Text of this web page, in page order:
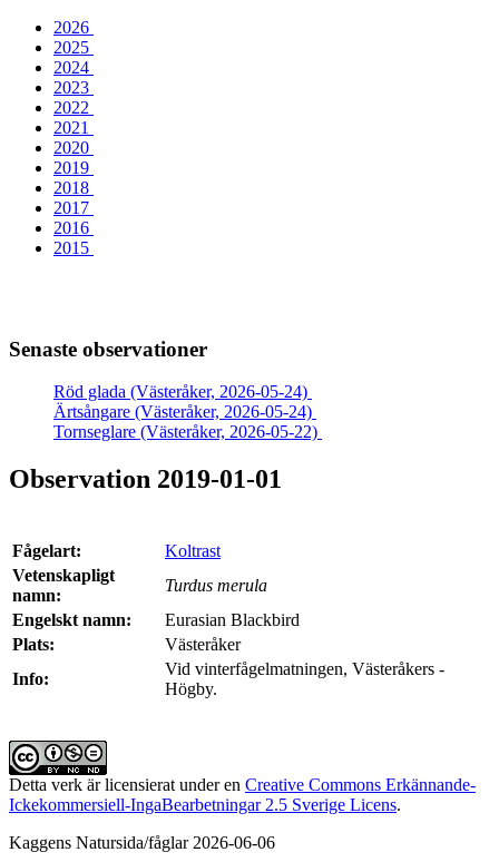
2026
2025
2024
2023
2022
2021
2020
2019
2018
2017
2016
2015
Senaste observationer
Röd glada (Västeråker, 2026-05-24)
Ärtsångare (Västeråker, 2026-05-24)
Tornseglare (Västeråker, 2026-05-22)
Observation 2019-01-01
Fågelart:
Koltrast
Vetenskapligt
namn:
Turdus merula
Engelskt namn:
Eurasian Blackbird
Plats:
Västeråker
Info:
Vid vinterfågelmatningen, Västeråkers -
Högby.
Detta verk är licensierat under en Creative Commons Erkännande-
Ickekommersiell-IngaBearbetningar 2.5 Sverige Licens.
Kaggens Natursida/fåglar 2026-06-06